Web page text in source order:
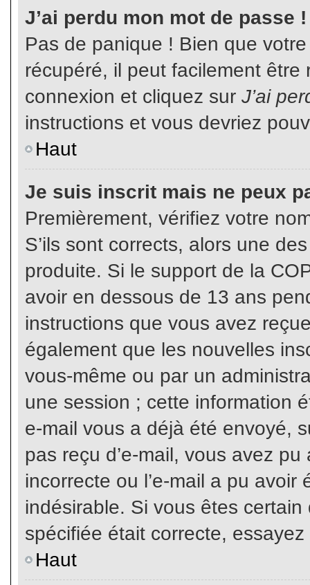
J’ai perdu mon mot de passe !
Pas de panique ! Bien que
récupéré, il peut facilement
connexion et cliquez sur J’ai
instructions et vous devriez
Haut
Je suis inscrit mais ne peux
Premièrement, vérifiez votre
S’ils sont corrects, alors une
produite. Si le support de la
avoir en dessous de 13 ans
instructions que vous avez
également que les nouvelles
vous-même ou par un
une session ; cette information
e-mail vous a déjà été envoyé,
pas reçu d’e-mail, vous avez
incorrecte ou l’e-mail a pu
indésirable. Si vous êtes
spécifiée était correcte,
Haut